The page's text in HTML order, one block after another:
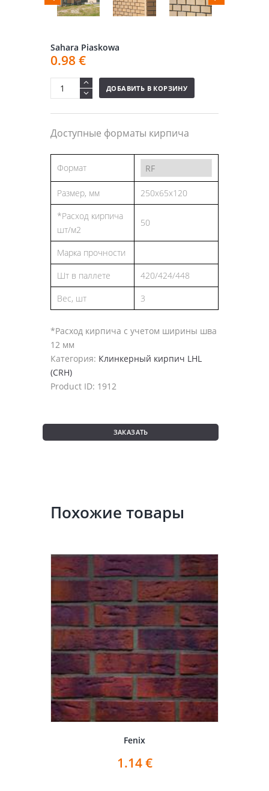
Sahara Piaskowa
0.98 €
ДОБАВИТЬ В КОРЗИНУ
Доступные форматы кирпича
Формат
Размер, мм
250x65x120
*Расход кирпича
шт/м2
50
Марка прочности
Шт в паллете
420/424/448
Вес, шт
3
*Расход кирпича с учетом ширины шва
12 мм
Категория: Клинкерный кирпич LHL
(CRH)
Product ID: 1912
ЗАКАЗАТЬ
Похожие товары
Fenix
1.14€